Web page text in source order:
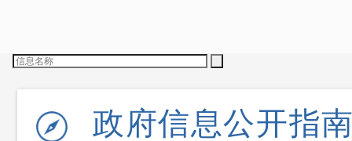
政府信息公开指